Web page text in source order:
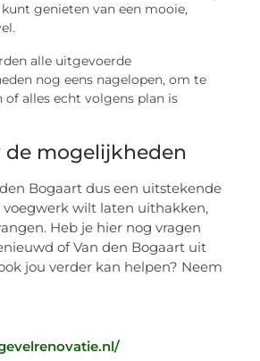
genieten van een mooie,
alle uitgevoerde
nog eens nagelopen, om te
of alles echt volgens plan is
de mogelijkheden
Bogaart dus een uitstekende
voegwerk wilt laten uithakken,
Heb je hier nog vragen
of Van den Bogaart uit
jou verder kan helpen? Neem